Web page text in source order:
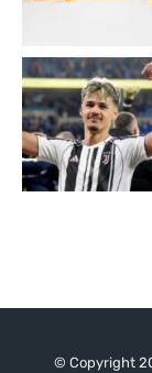
© Copyright